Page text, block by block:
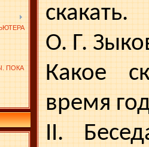
ПОКА
скакать.
О. Г.
Какое
время
II.